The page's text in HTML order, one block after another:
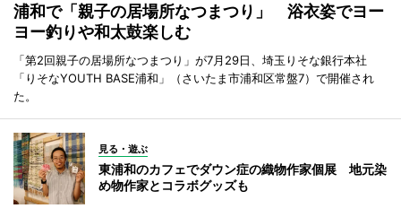
浦和で「親子の居場所なつまつり」 浴衣姿でヨー
ヨー釣りや和太鼓楽しむ
「第2回親子の居場所なつまつり」が7月29日、埼玉りそな銀行本社
「りそなYOUTH BASE浦和」（さいたま市浦和区常盤7）で開催され
た。
見る・遊ぶ
東浦和のカフェでダウン症の織物作家個展 地元染
め物作家とコラボグッズも